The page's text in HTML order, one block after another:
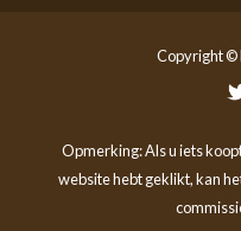
Copyright ©
Opmerking: Als u iets
website hebt geklikt, kan